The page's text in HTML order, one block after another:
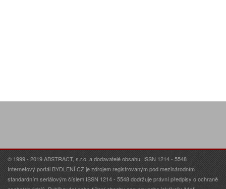
© 1999 - 2019 ABSTRACT, s.r.o. a dodavatelé obsahu. ISSN 1214 - 5548
Internetový portál BYDLENÍ.CZ je zdrojem registrovaným pod mezinárodním
standardním seriálovým číslem ISSN 1214 - 5548 dodržuje právní předpisy o ochraně